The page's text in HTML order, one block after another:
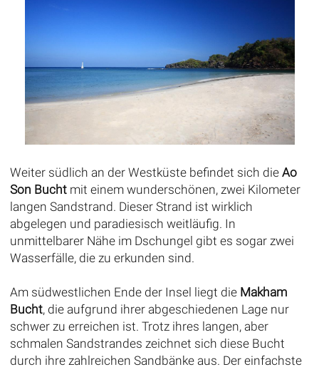
Weiter südlich an der Westküste befindet sich die Ao
Son Buchtmit einem wunderschönen, zwei Kilometer
langen Sandstrand. Dieser Strand ist wirklich
abgelegen und paradiesisch weitläufig. In
unmittelbarer Nähe im Dschungel gibt es sogar zwei
Wasserfälle, die zu erkunden sind.
Am südwestlichen Ende der Insel liegt die Makham
Bucht, die aufgrund ihrer abgeschiedenen Lage nur
schwer zu erreichen ist. Trotz ihres langen, aber
schmalen Sandstrandes zeichnet sich diese Bucht
durch ihre zahlreichen Sandbänke aus. Der einfachste